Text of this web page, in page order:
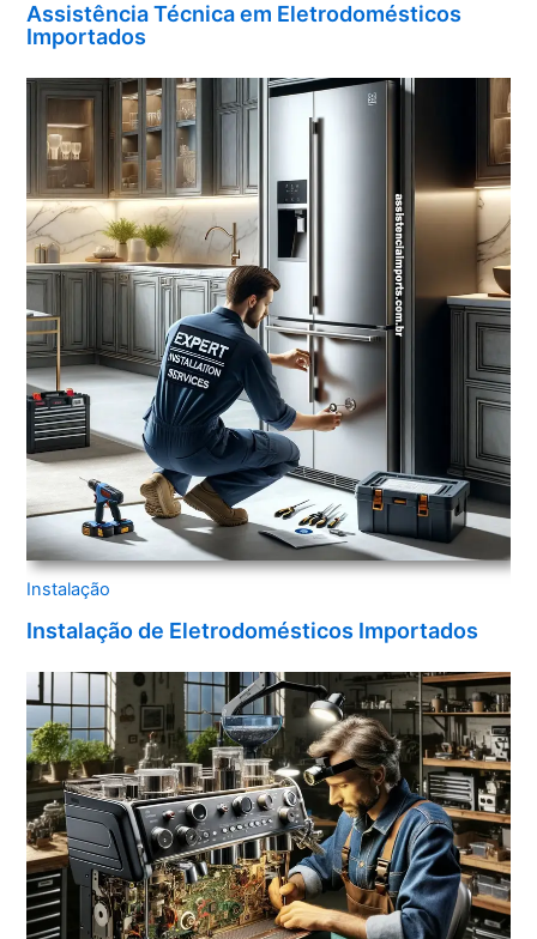
Assistência Técnica em Eletrodomésticos
Importados
Instalação
Instalação de Eletrodomésticos Importados